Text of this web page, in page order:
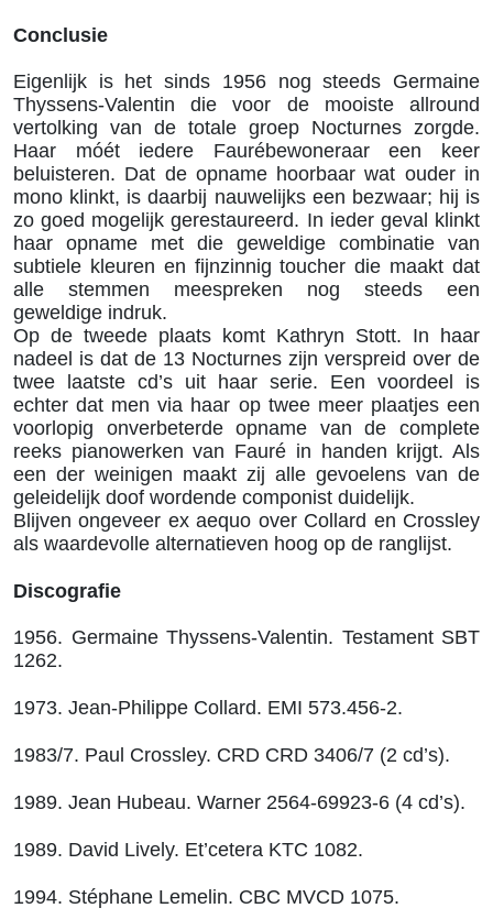
Conclusie
Eigenlijk is het sinds 1956 nog steeds Germaine
Thyssens-Valentin die voor de mooiste allround
vertolking van de totale groep Nocturnes zorgde.
Haar móét iedere Faurébewoneraar een keer
beluisteren. Dat de opname hoorbaar wat ouder in
mono klinkt, is daarbij nauwelijks een bezwaar; hij is
zo goed mogelijk gerestaureerd. In ieder geval klinkt
haar opname met die geweldige combinatie van
subtiele kleuren en fijnzinnig toucher die maakt dat
alle stemmen meespreken nog steeds een
geweldige indruk.
Op de tweede plaats komt Kathryn Stott. In haar
nadeel is dat de 13 Nocturnes zijn verspreid over de
twee laatste cd’s uit haar serie. Een voordeel is
echter dat men via haar op twee meer plaatjes een
voorlopig onverbeterde opname van de complete
reeks pianowerken van Fauré in handen krijgt. Als
een der weinigen maakt zij alle gevoelens van de
geleidelijk doof wordende componist duidelijk.
Blijven ongeveer ex aequo over Collard en Crossley
als waardevolle alternatieven hoog op de ranglijst.
Discografie
1956. Germaine Thyssens-Valentin. Testament SBT
1262.
1973. Jean-Philippe Collard. EMI 573.456-2.
1983/7. Paul Crossley. CRD CRD 3406/7 (2 cd’s).
1989. Jean Hubeau. Warner 2564-69923-6 (4 cd’s).
1989. David Lively. Et’cetera KTC 1082.
1994. Stéphane Lemelin. CBC MVCD 1075.